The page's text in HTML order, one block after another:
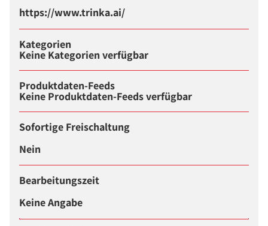
https://www.trinka.ai/
Kategorien
Keine Kategorien verfügbar
Produktdaten-Feeds
Keine Produktdaten-Feeds verfügbar
Sofortige Freischaltung
Nein
Bearbeitungszeit
Keine Angabe